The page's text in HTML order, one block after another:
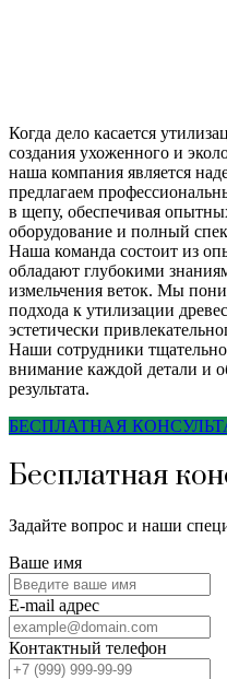
Когда дело касается
создания ухоженного и
наша компания является
предлагаем
в щепу, обеспечивая
оборудование и полный
Наша команда состоит из
обладают глубокими
измельчения веток. Мы
подхода к утилизации
эстетически
Наши сотрудники тщательно
внимание каждой детали и
результата.
БЕСПЛАТНАЯ
Бесплатная
Задайте вопрос и наши
Ваше имя
E-mail адрес
Контактный телефон